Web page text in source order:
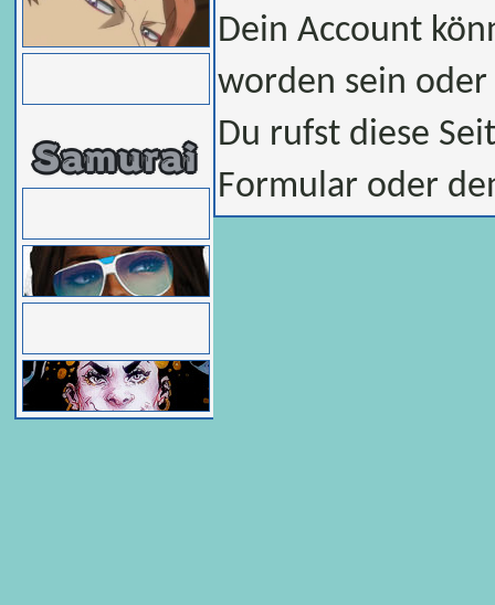
Dein Account
worden sein
Du rufst diese
Formular oder